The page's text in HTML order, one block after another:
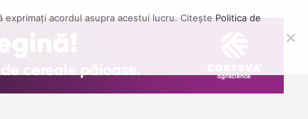
acordul asupra acestui lucru. Citește Politica de